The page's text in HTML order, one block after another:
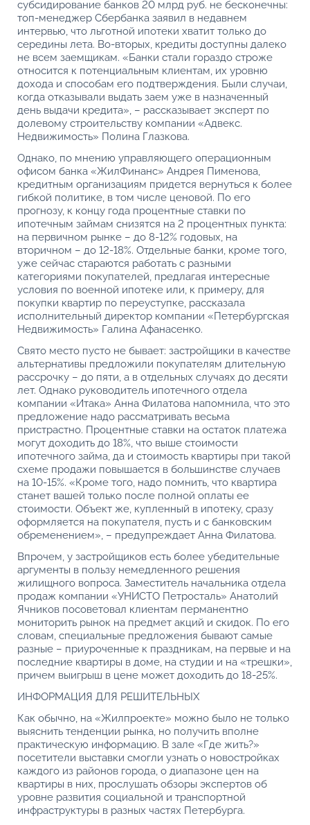
субсидирование банков 20 млрд руб. не бесконечны:
топ-менеджер Сбербанка заявил в недавнем
интервью, что льготной ипотеки хватит только до
середины лета. Во-вторых, кредиты доступны далеко
не всем заемщикам. «Банки стали гораздо строже
относится к потенциальным клиентам, их уровню
дохода и способам его подтверждения. Были случаи,
когда отказывали выдать заем уже в назначенный
день выдачи кредита», – рассказывает эксперт по
долевому строительству компании «Адвекс.
Недвижимость» Полина Глазкова.
Однако, по мнению управляющего операционным
офисом банка «ЖилФинанс» Андрея Пименова,
кредитным организациям придется вернуться к более
гибкой политике, в том числе ценовой. По его
прогнозу, к концу года процентные ставки по
ипотечным займам снизятся на 2 процентных пункта:
на первичном рынке – до 8-12% годовых, на
вторичном – до 12-18%. Отдельные банки, кроме того,
уже сейчас стараются работать с разными
категориями покупателей, предлагая интересные
условия по военной ипотеке или, к примеру, для
покупки квартир по переуступке, рассказала
исполнительный директор компании «Петербургская
Недвижимость» Галина Афанасенко.
Свято место пусто не бывает: застройщики в качестве
альтернативы предложили покупателям длительную
рассрочку – до пяти, а в отдельных случаях до десяти
лет. Однако руководитель ипотечного отдела
компании «Итака» Анна Филатова напомнила, что это
предложение надо рассматривать весьма
пристрастно. Процентные ставки на остаток платежа
могут доходить до 18%, что выше стоимости
ипотечного займа, да и стоимость квартиры при такой
схеме продажи повышается в большинстве случаев
на 10-15%. «Кроме того, надо помнить, что квартира
станет вашей только после полной оплаты ее
стоимости. Объект же, купленный в ипотеку, сразу
оформляется на покупателя, пусть и с банковским
обременением», – предупреждает Анна Филатова.
Впрочем, у застройщиков есть более убедительные
аргументы в пользу немедленного решения
жилищного вопроса. Заместитель начальника отдела
продаж компании «УНИСТО Петросталь» Анатолий
Ячников посоветовал клиентам перманентно
мониторить рынок на предмет акций и скидок. По его
словам, специальные предложения бывают самые
разные – приуроченные к праздникам, на первые и на
последние квартиры в доме, на студии и на «трешки»,
причем выигрыш в цене может доходить до 18-25%.
ИНФОРМАЦИЯ ДЛЯ РЕШИТЕЛЬНЫХ
Как обычно, на «Жилпроекте» можно было не только
выяснить тенденции рынка, но получить вполне
практическую информацию. В зале «Где жить?»
посетители выставки смогли узнать о новостройках
каждого из районов города, о диапазоне цен на
квартиры в них, прослушать обзоры экспертов об
уровне развития социальной и транспортной
инфраструктуры в разных частях Петербурга.